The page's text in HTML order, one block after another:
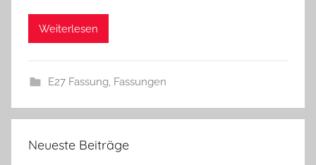
Weiterlesen
E27 Fassung, Fassungen
Neueste Beiträge